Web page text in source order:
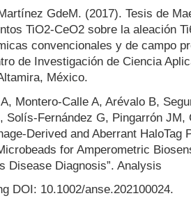
GdeM. (2017). Tesis de
TiO2-CeO2 sobre la aleación
convencionales y de campo
de Investigación de Ciencia
México.
Montero-Calle A, Arévalo B,
Solís-Fernández G, Pingarrón JM,
Derived and Aberrant HaloTag
for Amperometric
Disease Diagnosis”. Analysis
DOI: 10.1002/anse.202100024.